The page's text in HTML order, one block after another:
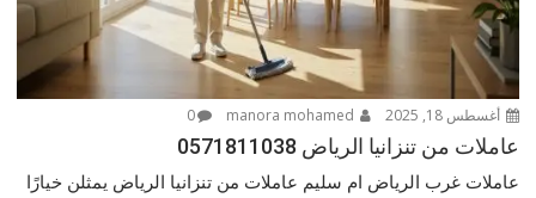
أغسطس 18, 2025 0
عاملات من تنزانيا الرياض 0571811038
عاملات غرب الرياض ام سليم عاملات من تنزانيا الرياض يمثلن خيارًا